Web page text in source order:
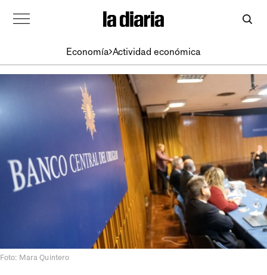
Economía Actividad económica
Foto: Mara Quintero